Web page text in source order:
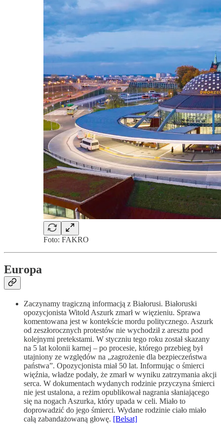
Foto: FAKRO
Europa
Zaczynamy tragiczną informacją z Białorusi. Białoruski
opozycjonista Witold Aszurk zmarł w więzieniu. Sprawa
komentowana jest w kontekście mordu politycznego. Aszurk
od zeszłorocznych protestów nie wychodził z aresztu pod
kolejnymi pretekstami. W styczniu tego roku został skazany
na 5 lat kolonii karnej – po procesie, którego przebieg był
utajniony ze względów na „zagrożenie dla bezpieczeństwa
państwa”. Opozycjonista miał 50 lat. Informując o śmierci
więźnia, władze podały, że zmarł w wyniku zatrzymania akcji
serca. W dokumentach wydanych rodzinie przyczyna śmierci
nie jest ustalona, a reżim opublikował nagrania słaniającego
się na nogach Aszurka, który upada w celi. Miało to
doprowadzić do jego śmierci. Wydane rodzinie ciało miało
całą zabandażowaną głowę. [Belsat]